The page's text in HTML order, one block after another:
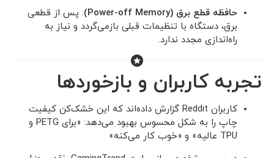
حافظه قطع برق (Power-off Memory)
: پس از قطعی
برق، دستگاه با تنظیمات قبلی بازمی‌گردد و نیاز به
راه‌اندازی مجدد ندارد.
تجربه کاربران و بازخوردها
کاربران Reddit گزارش داده‌اند که این خشک‌کن کیفیت
چاپ را به شکل محسوس بهبود می‌دهد: «برای PETG و
TPU عالیه»‌ و «خوب کار می‌کنه»